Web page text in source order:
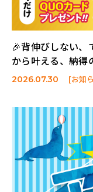
🎉背伸びしない、
から叶える、納得
2026.07.30 [お知